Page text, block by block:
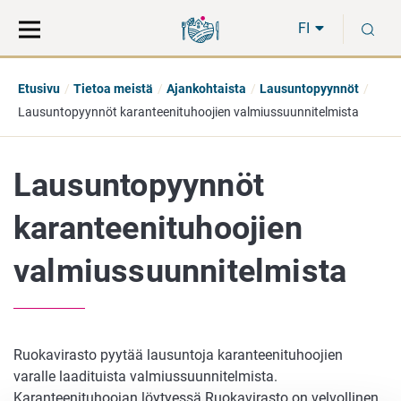
suoraan
sisältöön
koko
sivuston
FI
Etusivu Tietoa meistä Ajankohtaista
Lausuntopyynnöt
Lausuntopyynnöt karanteenituhoojien valmiussuunnitelmista
Lausuntopyynnöt
karanteenituhoojien
valmiussuunnitelmista
Ruokavirasto pyytää lausuntoja karanteenituhoojien
varalle laadituista valmiussuunnitelmista.